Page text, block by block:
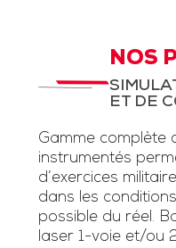
NOS
ET DE
Gamme complète
instrumentés
d’exercices
dans les
possible du réel.
laser 1-voie et/ou